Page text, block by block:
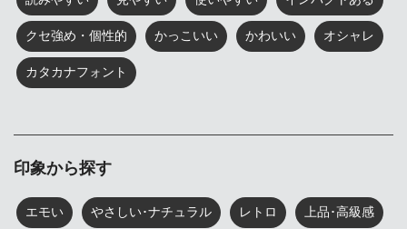
クセ強め・個性的 かっこいい かわいい オシャレ
カタカナフォント
印象から探す
エモい やさしい･ナチュラル レトロ 上品･高級感